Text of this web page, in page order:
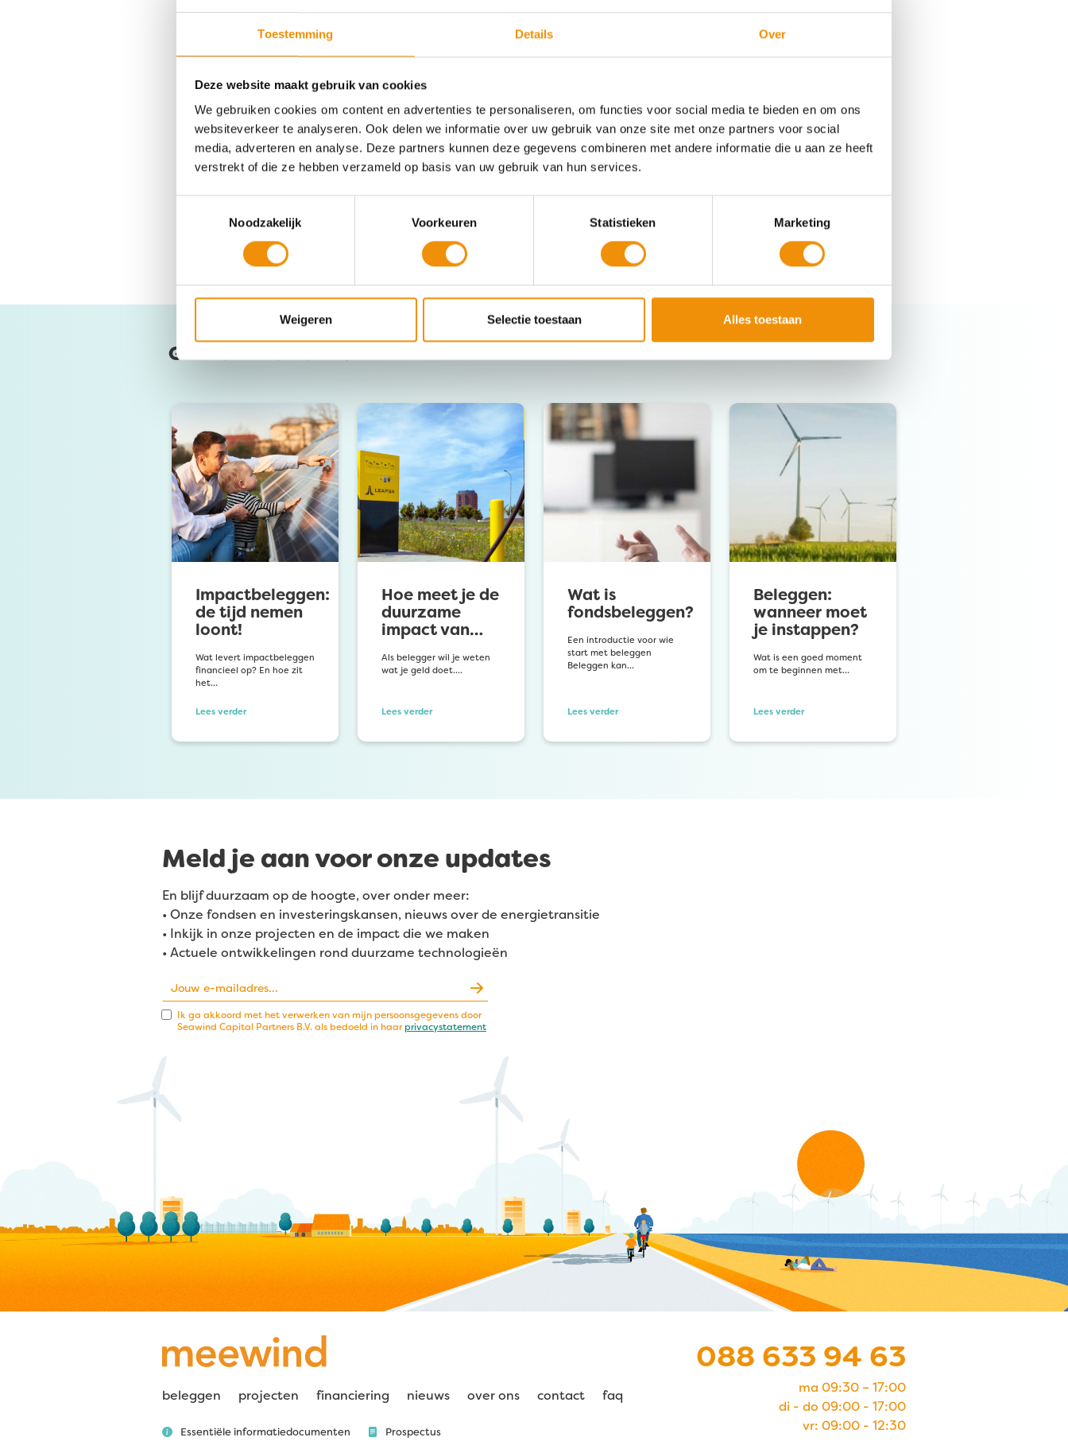
Toestemming Details Over
Deze website maakt gebruik van cookies
We gebruiken cookies om content en advertenties te personaliseren, om functies voor social media te bieden en om ons
websiteverkeer te analyseren. Ook delen we informatie over uw gebruik van onze site met onze partners voor social
media, adverteren en analyse. Deze partners kunnen deze gegevens combineren met andere informatie die u aan ze heeft
verstrekt of die ze hebben verzameld op basis van uw gebruik van hun services.
Noodzakelijk
Voorkeuren Statistieken Marketing
Weigeren Selectie toestaan Alles toestaan
groter.
Of je nu net begint met beleggen of al een brede portefeuille hebt: je kunt je geld inzetten als versneller van de
energietransitie. Beleggen infondsendie duurzaamheid vooropstellen, zoals deArtikel 9-fondsenvan Meewind,
betekent dat je vermogen niet alleen kan groeien, maar dat je ook concreet bijdraagt aan een schonere,
toekomstbestendige samenleving. Technologie, beleid en gedragsverandering zijn allemaal nodig, maar zonder
Nordea becijferde dit met het doel om stof tot nadenken te geven. Meer lees je hier.
Gerelateerde artikelen
Impactbeleggen:
de tijd nemen
loont!
Wat levert impactbeleggen
financieel op? En hoe zit
het…
Lees verder
Hoe meet je de
duurzame
impact van…
Als belegger wil je weten
wat je geld doet.…
Lees verder
Wat is
fondsbeleggen?
Een introductie voor wie
start met beleggen
Beleggen kan…
Lees verder
Beleggen:
wanneer moet
je instappen?
Wat is een goed moment
om te beginnen met…
Lees verder
Meld je aan voor onze updates
En blijf duurzaam op de hoogte, over onder meer:
• Onze fondsen en investeringskansen, nieuws over de energietransitie
• Inkijk in onze projecten en de impact die we maken
• Actuele ontwikkelingen rond duurzame technologieën
Ik ga akkoord met het verwerken van mijn persoonsgegevens door
Seawind Capital Partners B.V. als bedoeld in haarprivacystatement
beleggen projecten financiering nieuws over ons contact faq
Essentiële informatiedocumenten Prospectus
088 633 94 63
ma 09:30 – 17:00
di - do 09:00 - 17:00
vr: 09:00 - 12:30